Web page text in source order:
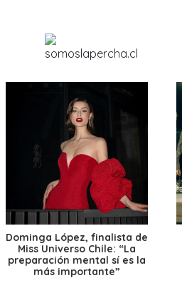
Dominga López, finalista de
Miss Universo Chile: “La
preparación mental sí es la
más importante”